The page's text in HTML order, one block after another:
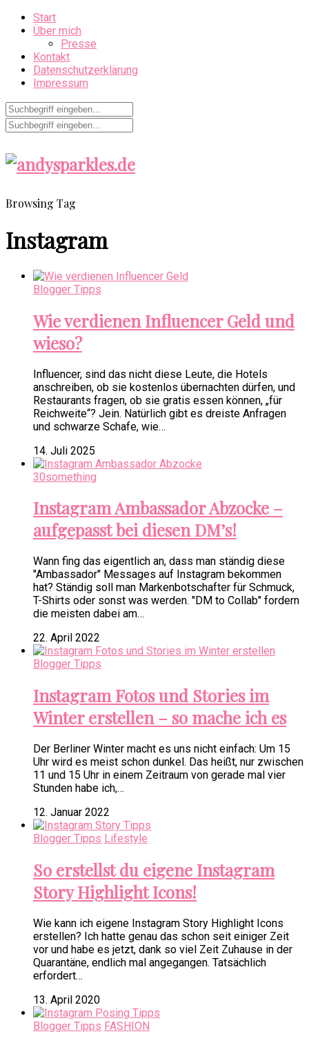
Start
Über mich
Presse
Kontakt
Datenschutzerklärung
Impressum
Browsing Tag
Instagram
Blogger Tipps
Wie verdienen Influencer Geld und
wieso?
Influencer, sind das nicht diese Leute, die Hotels
anschreiben, ob sie kostenlos übernachten dürfen, und
Restaurants fragen, ob sie gratis essen können, „für
Reichweite“? Jein. Natürlich gibt es dreiste Anfragen
und schwarze Schafe, wie…
14. Juli 2025
30something
Instagram Ambassador Abzocke –
aufgepasst bei diesen DM’s!
Wann fing das eigentlich an, dass man ständig diese
"Ambassador" Messages auf Instagram bekommen
hat? Ständig soll man Markenbotschafter für Schmuck,
T-Shirts oder sonst was werden. "DM to Collab" fordern
die meisten dabei am…
22. April 2022
Blogger Tipps
Instagram Fotos und Stories im
Winter erstellen – so mache ich es
Der Berliner Winter macht es uns nicht einfach: Um 15
Uhr wird es meist schon dunkel. Das heißt, nur zwischen
11 und 15 Uhr in einem Zeitraum von gerade mal vier
Stunden habe ich,…
12. Januar 2022
Blogger Tipps Lifestyle
So erstellst du eigene Instagram
Story Highlight Icons!
Wie kann ich eigene Instagram Story Highlight Icons
erstellen? Ich hatte genau das schon seit einiger Zeit
vor und habe es jetzt, dank so viel Zeit Zuhause in der
Quarantäne, endlich mal angegangen. Tatsächlich
erfordert…
13. April 2020
Blogger Tipps FASHION